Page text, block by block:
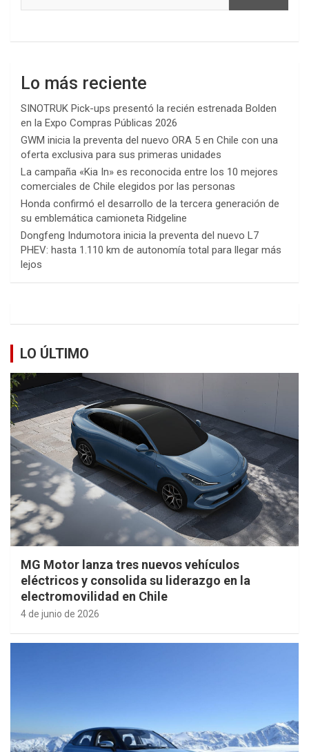
Lo más reciente
SINOTRUK Pick-ups presentó la recién estrenada Bolden
en la Expo Compras Públicas 2026
GWM inicia la preventa del nuevo ORA 5 en Chile con una
oferta exclusiva para sus primeras unidades
La campaña «Kia In» es reconocida entre los 10 mejores
comerciales de Chile elegidos por las personas
Honda confirmó el desarrollo de la tercera generación de
su emblemática camioneta Ridgeline
Dongfeng Indumotora inicia la preventa del nuevo L7
PHEV: hasta 1.110 km de autonomía total para llegar más
lejos
LO ÚLTIMO
MG Motor lanza tres nuevos vehículos
eléctricos y consolida su liderazgo en la
electromovilidad en Chile
4 de junio de 2026